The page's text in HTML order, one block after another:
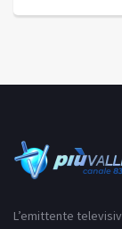
L’emittente